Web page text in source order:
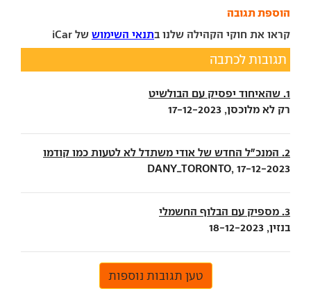
הוספת תגובה
קראו את חוקי הקהילה שלנו בתנאי השימוש של iCar
תגובות לכתבה
1. שהאיחוד יפסיק עם הבולשיט
רק לא מלוכסן, 17-12-2023
2. המנכ"ל החדש של אודי משתדל לא לטעות כמו קודמו
DANY_TORONTO, 17-12-2023
3. מספיק עם הבלוף החשמלי
בנזין, 18-12-2023
טען תגובות נוספות